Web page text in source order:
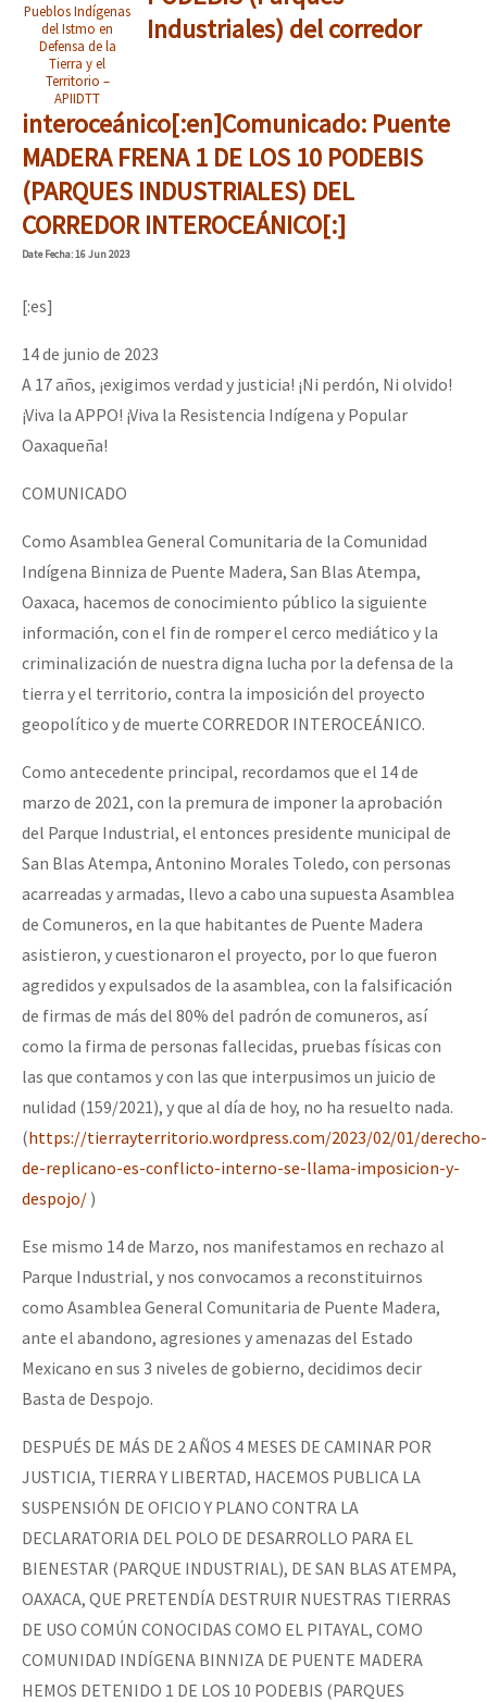
Mundo
EZLN
La Sexta
AutonomÍa y Resistencia
Megaproyectos
Migración
Presos
Mujeres
Niñxs
ETIQUETAS
Video
Otras secciones
Semillero Guerra contra la Humanidad. (Las poblaciones y
la naturaleza bajo asedio)
Libros para descargar
COVID-19
Eventos
Dia 2 do Encontro “Guerra contra a Humanidad”
Dia 1: Encontro “Guerra contra a Humanidade”
“Sonhando a Terra do Bem Virá” se publica no Estado Espanhol
Se o México sabe, que o mundo saiba! Nossas lutas pela
[25 abr – CDMX] Tokín por el CNI: 30 años de Resistencia y
Pueblos Indígenas
del Istmo en
Defensa de la
Tierra y el
Territorio –
APIIDTT
Industriales) del corredor
interoceánico[:en]Comunicado: Puente
MADERA FRENA 1 DE LOS 10 PODEBIS
(PARQUES INDUSTRIALES) DEL
CORREDOR INTEROCEÁNICO[:]
DateFecha: 16 Jun 2023
[:es]
14 de junio de 2023
A 17 años, ¡exigimos verdad y justicia! ¡Ni perdón, Ni olvido!
¡Viva la APPO! ¡Viva la Resistencia Indígena y Popular
Oaxaqueña!
COMUNICADO
Como Asamblea General Comunitaria de la Comunidad
Indígena Binniza de Puente Madera, San Blas Atempa,
Oaxaca, hacemos de conocimiento público la siguiente
información, con el fin de romper el cerco mediático y la
criminalización de nuestra digna lucha por la defensa de la
tierra y el territorio, contra la imposición del proyecto
geopolítico y de muerte CORREDOR INTEROCEÁNICO.
Como antecedente principal, recordamos que el 14 de
marzo de 2021, con la premura de imponer la aprobación
del Parque Industrial, el entonces presidente municipal de
San Blas Atempa, Antonino Morales Toledo, con personas
acarreadas y armadas, llevo a cabo una supuesta Asamblea
de Comuneros, en la que habitantes de Puente Madera
asistieron, y cuestionaron el proyecto, por lo que fueron
agredidos y expulsados de la asamblea, con la falsificación
de firmas de más del 80% del padrón de comuneros, así
como la firma de personas fallecidas, pruebas físicas con
las que contamos y con las que interpusimos un juicio de
nulidad (159/2021), y que al día de hoy, no ha resuelto nada.
(https://tierrayterritorio.wordpress.com/2023/02/01/derecho-
de-replicano-es-conflicto-interno-se-llama-imposicion-y-
despojo/ )
Ese mismo 14 de Marzo, nos manifestamos en rechazo al
Parque Industrial, y nos convocamos a reconstituirnos
como Asamblea General Comunitaria de Puente Madera,
ante el abandono, agresiones y amenazas del Estado
Mexicano en sus 3 niveles de gobierno, decidimos decir
Basta de Despojo.
DESPUÉS DE MÁS DE 2 AÑOS 4 MESES DE CAMINAR POR
JUSTICIA, TIERRA Y LIBERTAD, HACEMOS PUBLICA LA
SUSPENSIÓN DE OFICIO Y PLANO CONTRA LA
DECLARATORIA DEL POLO DE DESARROLLO PARA EL
BIENESTAR (PARQUE INDUSTRIAL), DE SAN BLAS ATEMPA,
OAXACA, QUE PRETENDÍA DESTRUIR NUESTRAS TIERRAS
DE USO COMÚN CONOCIDAS COMO EL PITAYAL, COMO
COMUNIDAD INDÍGENA BINNIZA DE PUENTE MADERA
HEMOS DETENIDO 1 DE LOS 10 PODEBIS (PARQUES